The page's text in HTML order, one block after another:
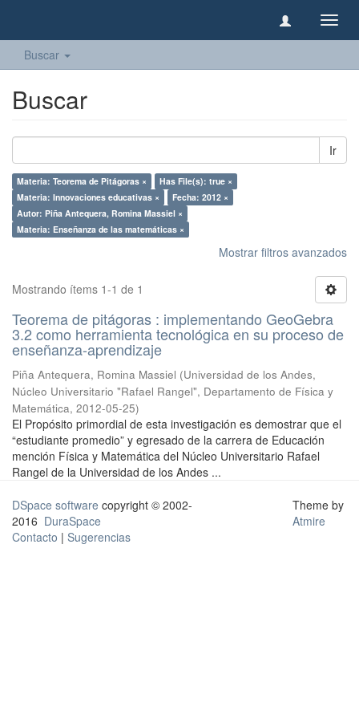
Buscar
Buscar
Ir
Materia: Teorema de Pitágoras ×
Has File(s): true ×
Materia: Innovaciones educativas ×
Fecha: 2012 ×
Autor: Piña Antequera, Romina Massiel ×
Materia: Enseñanza de las matemáticas ×
Mostrar filtros avanzados
Mostrando ítems 1-1 de 1
Teorema de pitágoras : implementando GeoGebra
3.2 como herramienta tecnológica en su proceso de
enseñanza-aprendizaje
Piña Antequera, Romina Massiel (Universidad de los Andes,
Núcleo Universitario "Rafael Rangel", Departamento de Física y
Matemática, 2012-05-25)
El Propósito primordial de esta investigación es demostrar que el
“estudiante promedio” y egresado de la carrera de Educación
mención Física y Matemática del Núcleo Universitario Rafael
Rangel de la Universidad de los Andes ...
DSpace software copyright © 2002-
2016 DuraSpace
Contacto | Sugerencias
Theme by
Atmire